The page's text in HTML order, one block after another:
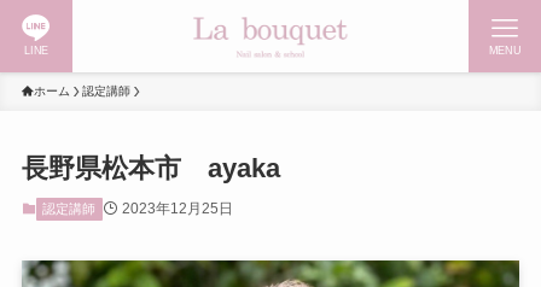
LINE MENU
ホーム 認定講師
長野県松本市 ayaka
認定講師 2023年12月25日